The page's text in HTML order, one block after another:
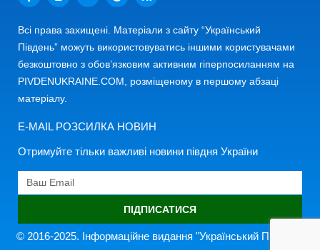
Всі права захищені. Матеріали з сайту “Український
Південь” можуть використовуватись іншими користувачами
безкоштовно з обов’язковим активним гіперпосиланням на
PIVDENUKRAINE.COM, розміщеному в першому абзаці
матеріалу.
E-MAIL РОЗСИЛКА НОВИН
Отримуйте тільки важливі новини півдня України
ПІДПИСАТИСЯ
© 2016-2025. Інформаційне видання "Український Південь"